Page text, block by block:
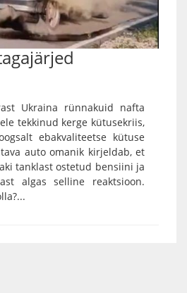
Ukraina rünnakuid nafta
tekkinud kerge kütusekriis,
ebakvaliteetse kütuse
auto omanik kirjeldab, et
tanklast ostetud bensiini ja
algas selline reaktsioon.